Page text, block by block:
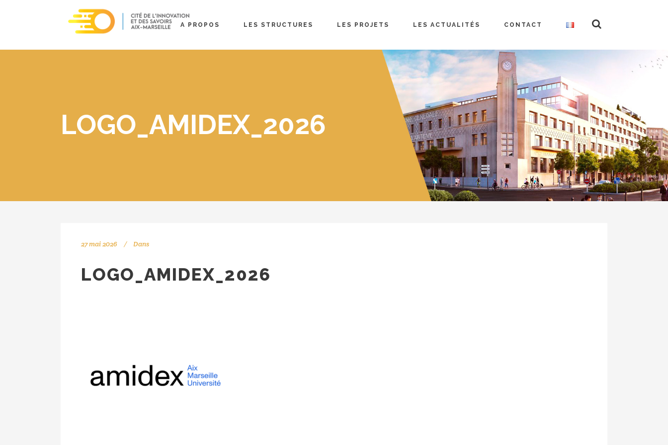
A PROPOS LES STRUCTURES LES PROJETS LES ACTUALITÉS CONTACT
LOGO_AMIDEX_2026
27 mai 2026 Dans
LOGO_AMIDEX_2026